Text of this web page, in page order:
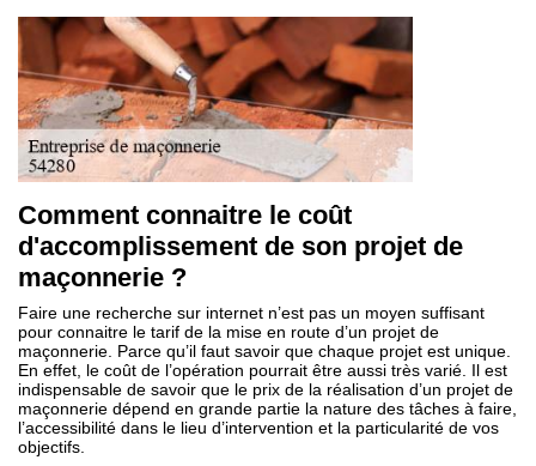
Comment connaitre le coût
d'accomplissement de son projet de
maçonnerie ?
Faire une recherche sur internet n’est pas un moyen suffisant
pour connaitre le tarif de la mise en route d’un projet de
maçonnerie. Parce qu’il faut savoir que chaque projet est unique.
En effet, le coût de l’opération pourrait être aussi très varié. Il est
indispensable de savoir que le prix de la réalisation d’un projet de
maçonnerie dépend en grande partie la nature des tâches à faire,
l’accessibilité dans le lieu d’intervention et la particularité de vos
objectifs.